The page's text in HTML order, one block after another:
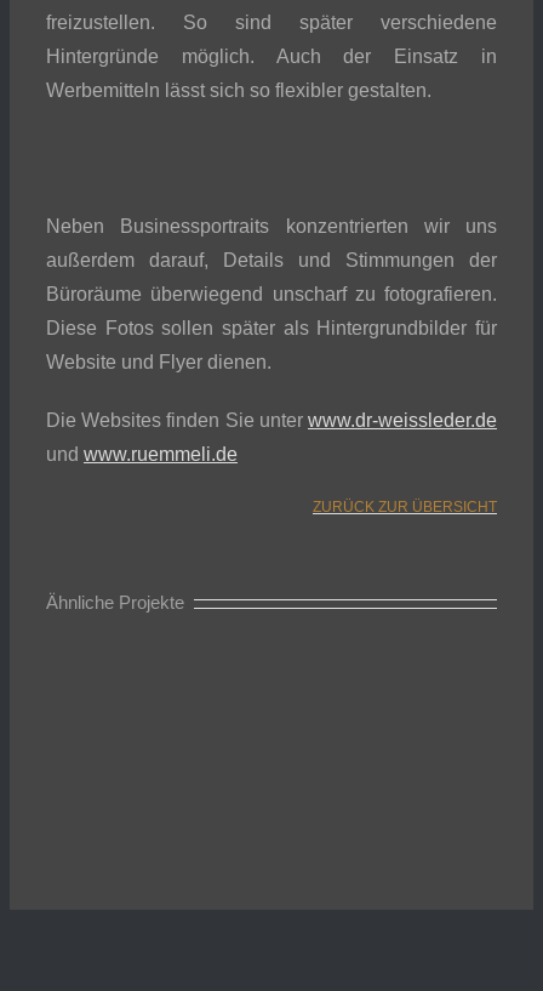
freizustellen. So sind später verschiedene
Hintergründe möglich. Auch der Einsatz in
Werbemitteln lässt sich so flexibler gestalten.
Neben Businessportraits konzentrierten wir uns
außerdem darauf, Details und Stimmungen der
Büroräume überwiegend unscharf zu fotografieren.
Diese Fotos sollen später als Hintergrundbilder für
Website und Flyer dienen.
Die Websites finden Sie unter www.dr-weissleder.de
und www.ruemmeli.de
ZURÜCK ZUR ÜBERSICHT
Ähnliche Projekte